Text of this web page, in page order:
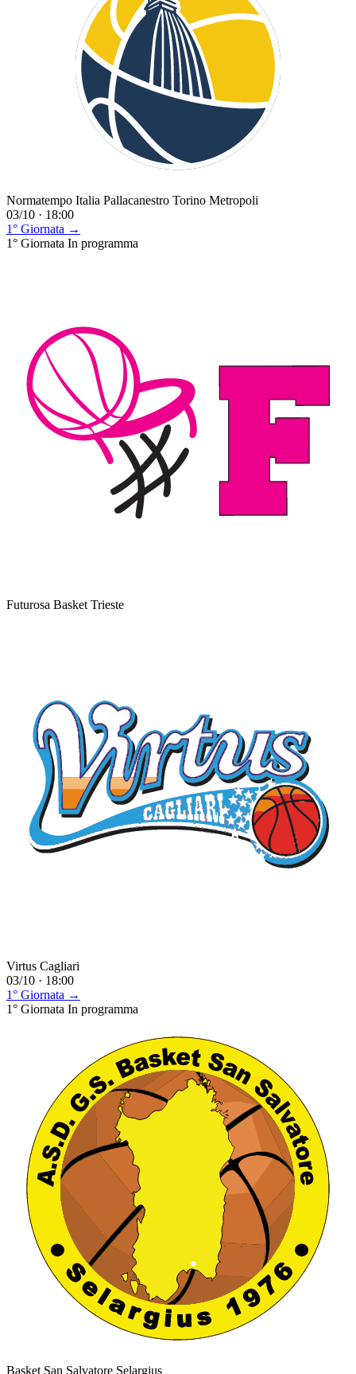
Normatempo Italia Pallacanestro Torino Metropoli
03/10 · 18:00
1° Giornata →
1° Giornata In programma
Futurosa Basket Trieste
Virtus Cagliari
03/10 · 18:00
1° Giornata →
1° Giornata In programma
Basket San Salvatore Selargius